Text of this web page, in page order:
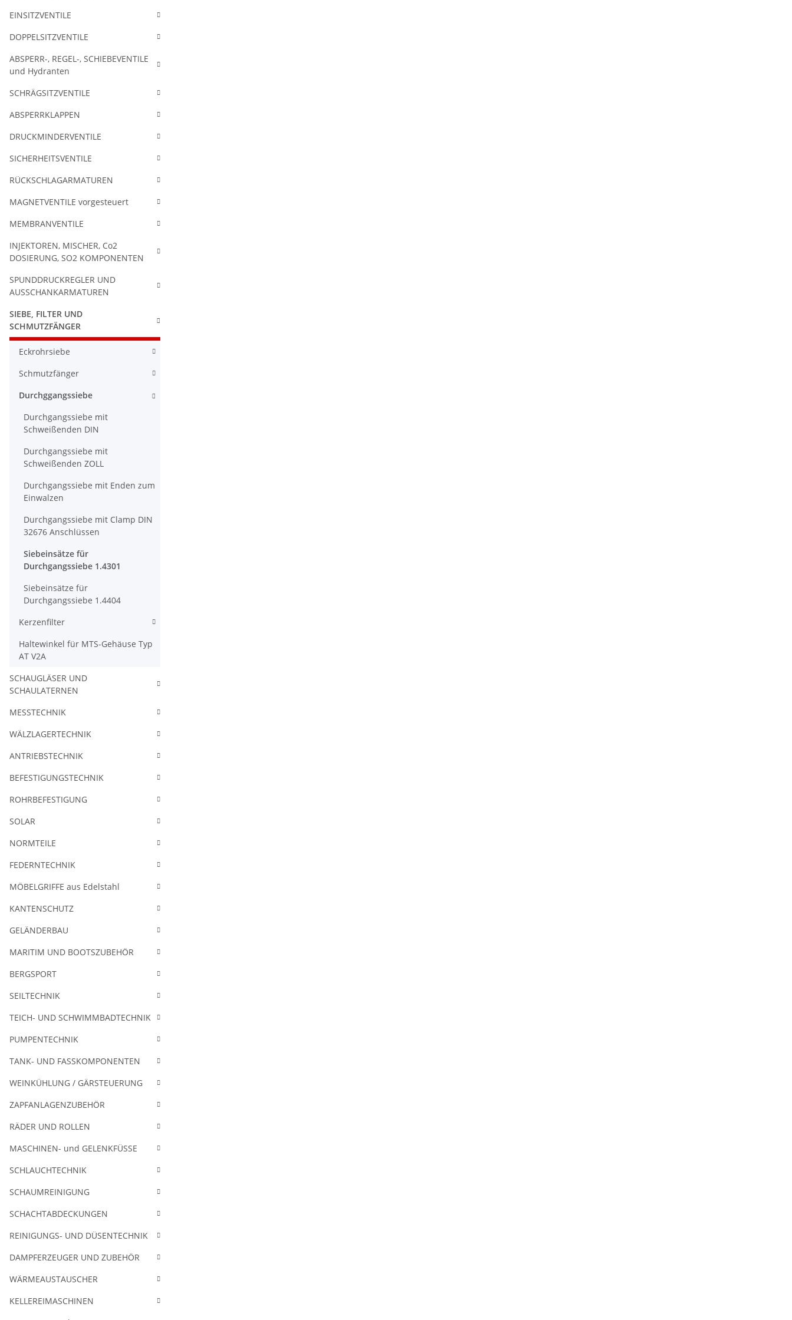
EINSITZVENTILE
DOPPELSITZVENTILE
ABSPERR-, REGEL-, SCHIEBEVENTILE
und Hydranten
SCHRÄGSITZVENTILE
ABSPERRKLAPPEN
DRUCKMINDERVENTILE
SICHERHEITSVENTILE
RÜCKSCHLAGARMATUREN
MAGNETVENTILE vorgesteuert
MEMBRANVENTILE
INJEKTOREN, MISCHER, Co2
DOSIERUNG, SO2 KOMPONENTEN
SPUNDDRUCKREGLER UND
AUSSCHANKARMATUREN
SIEBE, FILTER UND
SCHMUTZFÄNGER
Eckrohrsiebe
Schmutzfänger
Durchggangssiebe
Durchgangssiebe mit
Schweißenden DIN
Durchgangssiebe mit
Schweißenden ZOLL
Durchgangssiebe mit Enden zum
Einwalzen
Durchgangssiebe mit Clamp DIN
32676 Anschlüssen
Siebeinsätze für
Durchgangssiebe 1.4301
Siebeinsätze für
Durchgangssiebe 1.4404
Kerzenfilter
Haltewinkel für MTS-Gehäuse Typ
AT V2A
SCHAUGLÄSER UND
SCHAULATERNEN
MESSTECHNIK
WÄLZLAGERTECHNIK
ANTRIEBSTECHNIK
BEFESTIGUNGSTECHNIK
ROHRBEFESTIGUNG
SOLAR
NORMTEILE
FEDERNTECHNIK
MÖBELGRIFFE aus Edelstahl
KANTENSCHUTZ
GELÄNDERBAU
MARITIM UND BOOTSZUBEHÖR
BERGSPORT
SEILTECHNIK
TEICH- UND SCHWIMMBADTECHNIK
PUMPENTECHNIK
TANK- UND FASSKOMPONENTEN
WEINKÜHLUNG / GÄRSTEUERUNG
ZAPFANLAGENZUBEHÖR
RÄDER UND ROLLEN
MASCHINEN- und GELENKFÜSSE
SCHLAUCHTECHNIK
SCHAUMREINIGUNG
SCHACHTABDECKUNGEN
REINIGUNGS- UND DÜSENTECHNIK
DAMPFERZEUGER UND ZUBEHÖR
WÄRMEAUSTAUSCHER
KELLEREIMASCHINEN